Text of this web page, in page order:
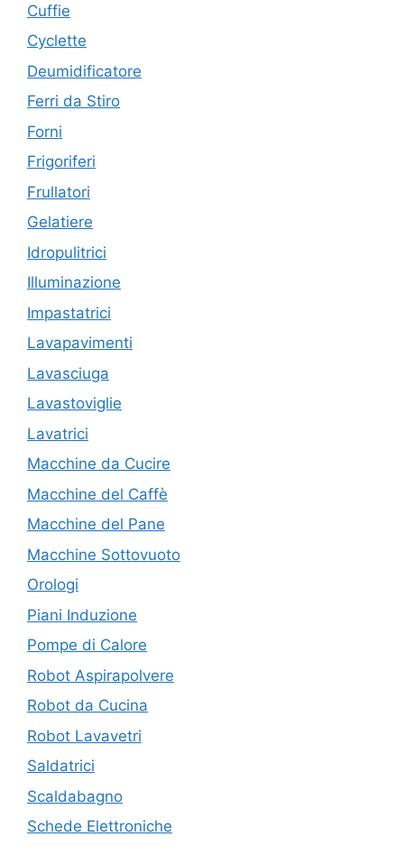
Cuffie
Cyclette
Deumidificatore
Ferri da Stiro
Forni
Frigoriferi
Frullatori
Gelatiere
Idropulitrici
Illuminazione
Impastatrici
Lavapavimenti
Lavasciuga
Lavastoviglie
Lavatrici
Macchine da Cucire
Macchine del Caffè
Macchine del Pane
Macchine Sottovuoto
Orologi
Piani Induzione
Pompe di Calore
Robot Aspirapolvere
Robot da Cucina
Robot Lavavetri
Saldatrici
Scaldabagno
Schede Elettroniche